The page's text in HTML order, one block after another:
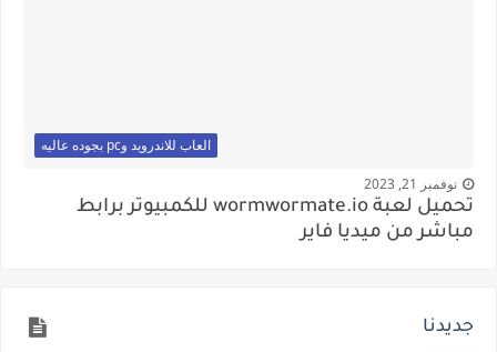
العاب للاندرويد وpc بجوده عاليه
نوفمبر 21, 2023
تحميل لعبة wormwormate.io للكمبيوتر برابط
مباشر من ميديا فاير
جديدنا